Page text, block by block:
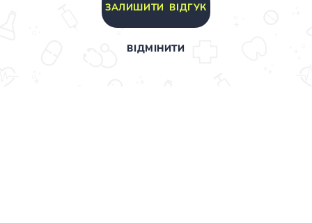
ЗАЛИШИТИ ВІДГУК
ВІДМІНИТИ